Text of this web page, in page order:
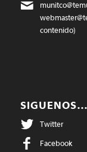
contenido)
SIGUENOS…
Twitter
Facebook